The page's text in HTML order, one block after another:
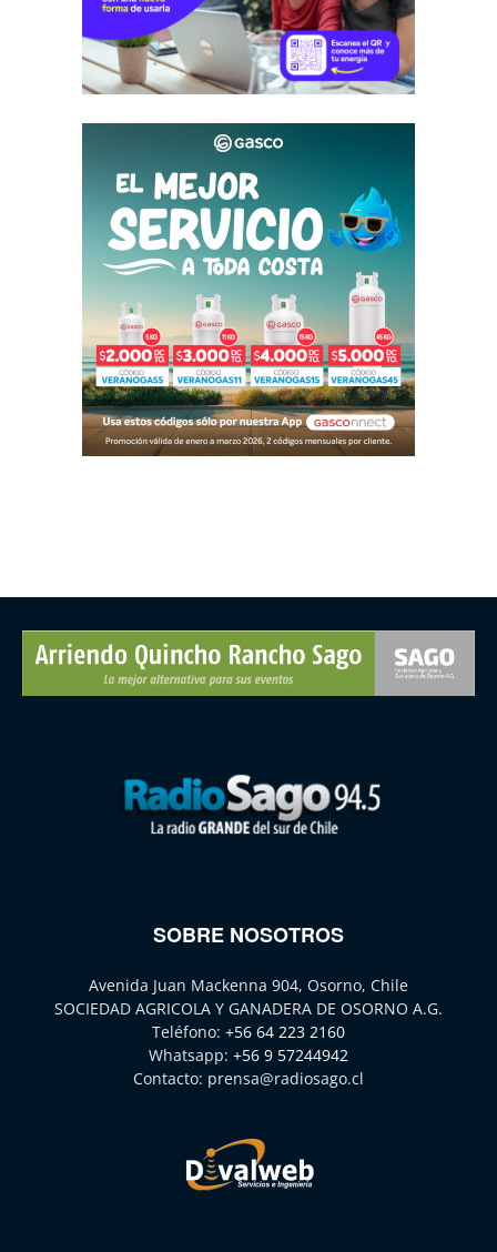
SOBRE NOSOTROS
Avenida Juan Mackenna 904, Osorno, Chile
SOCIEDAD AGRICOLA Y GANADERA DE OSORNO A.G.
Teléfono: +56 64 223 2160
Whatsapp: +56 9 57244942
Contacto: prensa@radiosago.cl